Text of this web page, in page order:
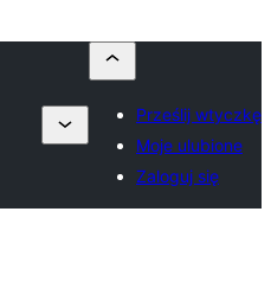
Prześlij wtyczkę
Moje ulubione
Zaloguj się